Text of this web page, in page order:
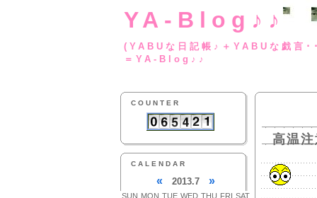
YA-Blog♪♪
(YABUな日記帳♪
＝YA-Blog♪♪
COUNTER
CALENDAR
« 2013.7 »
SUN MON TUE WED THU FRI SAT
高温